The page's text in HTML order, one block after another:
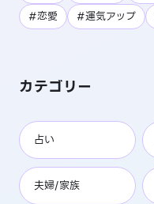
#恋愛
#運気アップ
カテゴリー
占い
夫婦/家族